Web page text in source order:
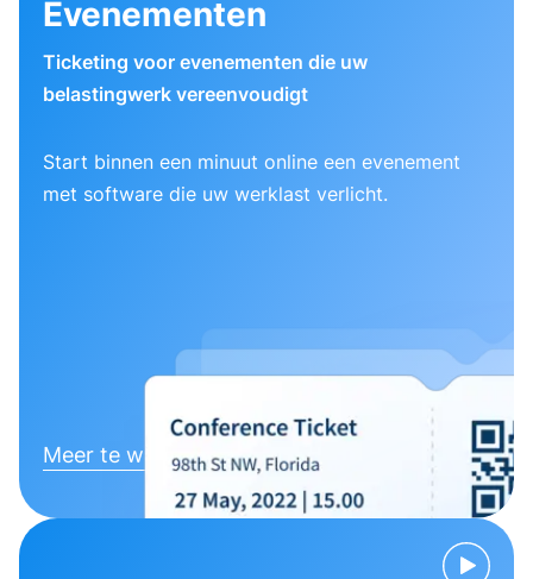
Evenementen
Ticketing voor evenementen die uw
belastingwerk vereenvoudigt
Start binnen een minuut online een evenement
met software die uw werklast verlicht.
Meer te weten komen